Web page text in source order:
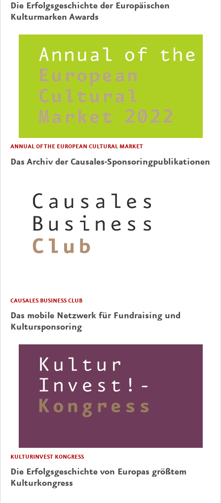
Die Erfolgsgeschichte der Europäischen
Kulturmarken Awards
ANNUAL OF THE EUROPEAN CULTURAL MARKET
Das Archiv der Causales-Sponsoringpublikationen
CAUSALES BUSINESS CLUB
Das mobile Netzwerk für Fundraising und
Kultursponsoring
KULTURINVEST KONGRESS
Die Erfolgsgeschichte von Europas größtem
Kulturkongress